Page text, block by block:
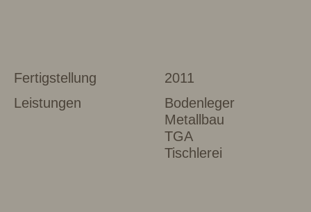
Fertigstellung
2011
Leistungen
Bodenleger
Metallbau
TGA
Tischlerei